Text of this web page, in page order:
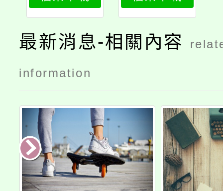
最新消息-相關內容
information